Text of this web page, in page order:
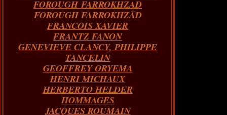
FOROUGH FARROKHZAD
FOROUGH FARROKHZÂD
FRANCOIS XAVIER
FRANTZ FANON
GENEVIEVE CLANCY, PHILIPPE
TANCELIN
GEOFFREY ORYEMA
HENRI MICHAUX
HERBERTO HELDER
HOMMAGES
JACQUES ROUMAIN